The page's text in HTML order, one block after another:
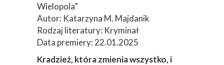
Wielopola”
Autor: Katarzyna M. Majdanik
Rodzaj literatury: Kryminał
Data premiery: 22.01.2025
Kradzież, która zmienia wszystko, i